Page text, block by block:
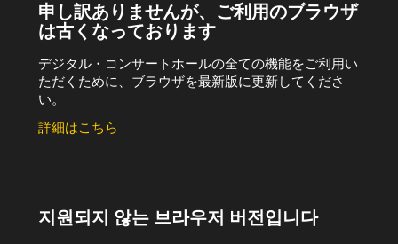
申し訳ありませんが、ご利用のブラウザ
は古くなっております
デジタル・コンサートホールの全ての機能をご利用い
ただくために、ブラウザを最新版に更新してくださ
い。
詳細はこちら
지원되지 않는 브라우저 버전입니다